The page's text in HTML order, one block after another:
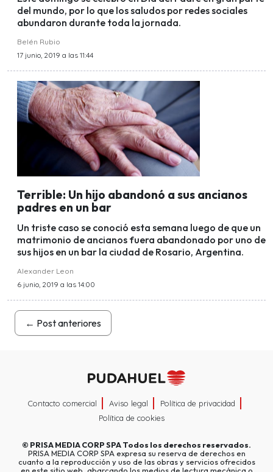
del mundo, por lo que los saludos por redes sociales
abundaron durante toda la jornada.
Belén Rubio
17 junio, 2019 a las 11:44
Terrible: Un hijo abandonó a sus ancianos
padres en un bar
Un triste caso se conoció esta semana luego de que un
matrimonio de ancianos fuera abandonado por uno de
sus hijos en un bar la ciudad de Rosario, Argentina.
Alexander Leon
6 junio, 2019 a las 14:00
← Post anteriores
Contacto comercial Aviso legal
Política de privacidad
Política de cookies
© PRISA MEDIA CORP SPATodos los derechos reservados.
PRISA MEDIA CORP SPA expresa su reserva de derechos en
cuanto a la reproducción y uso de las obras y servicios ofrecidos